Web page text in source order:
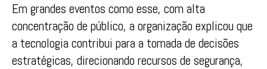
Em grandes eventos como esse, com alta
concentração de público, a organização explicou que
a tecnologia contribui para a tomada de decisões
estratégicas, direcionando recursos de segurança,